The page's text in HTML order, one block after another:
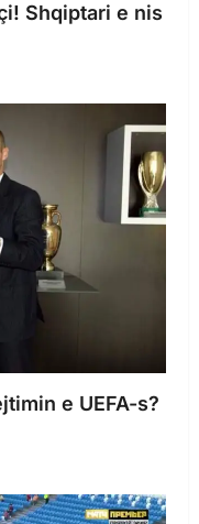
Shqiptari e nis
e UEFA-s?